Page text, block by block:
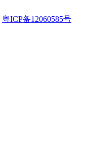
粤ICP备12060585号